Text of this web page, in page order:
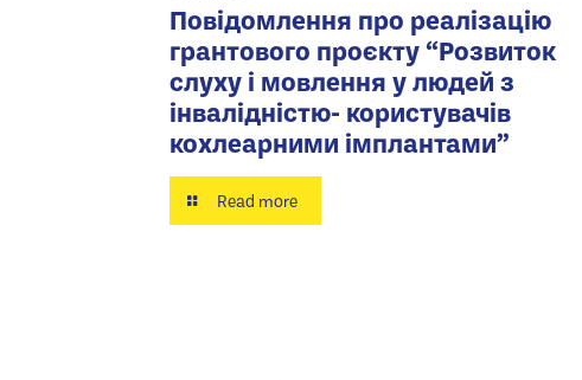
Повідомлення про реалізацію
грантового проєкту “Розвиток
слуху і мовлення у людей з
інвалідністю- користувачів
кохлеарними імплантами”
Read more